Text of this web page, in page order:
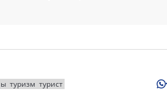
туризм турист